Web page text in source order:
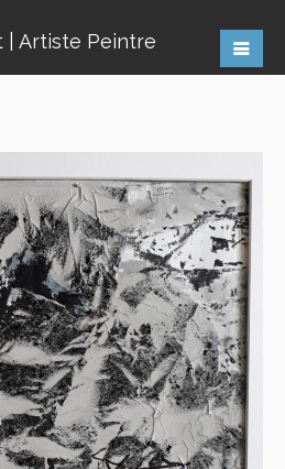
| Artiste Peintre